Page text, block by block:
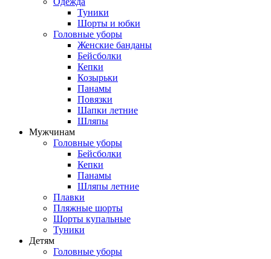
Туники
Шорты и юбки
Головные уборы
Женские банданы
Бейсболки
Кепки
Козырьки
Панамы
Повязки
Шапки летние
Шляпы
Мужчинам
Головные уборы
Бейсболки
Кепки
Панамы
Шляпы летние
Плавки
Пляжные шорты
Шорты купальные
Туники
Детям
Головные уборы